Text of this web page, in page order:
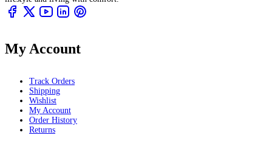
My Account
Track Orders
Shipping
Wishlist
My Account
Order History
Returns